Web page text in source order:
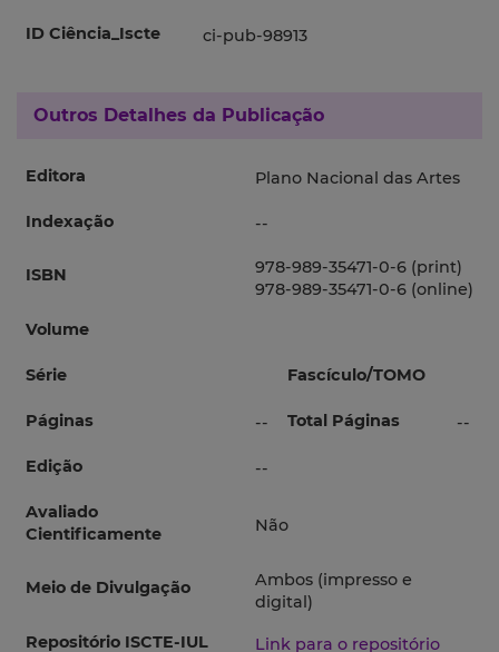
ID Ciência_Iscte ci-pub-98913
Outros Detalhes da Publicação
Editora Plano Nacional das Artes
Indexação --
ISBN
978-989-35471-0-6 (print)
978-989-35471-0-6 (online)
Volume
Série Fascículo/TOMO
Páginas -- Total Páginas --
Edição --
Avaliado
Cientificamente
Não
Meio de Divulgação
Ambos (impresso e
digital)
Repositório ISCTE-IUL
Link para o repositório